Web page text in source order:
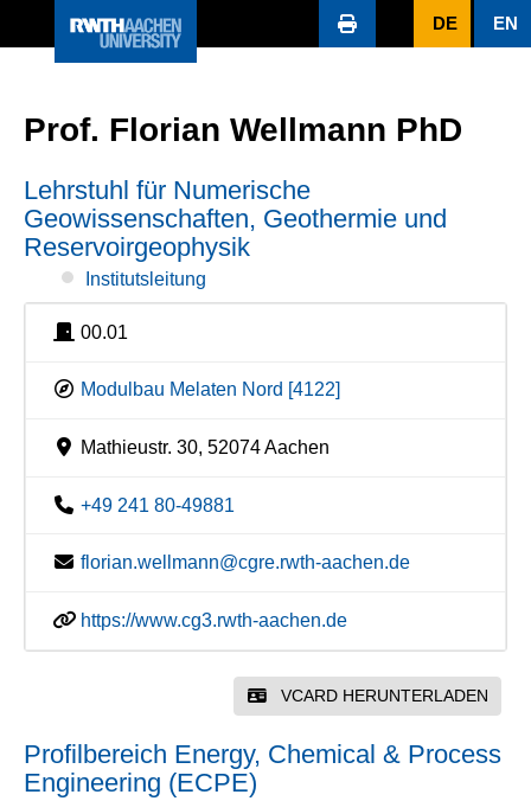
DE EN
Prof. Florian Wellmann PhD
Lehrstuhl für Numerische
Geowissenschaften, Geothermie und
Reservoirgeophysik
Institutsleitung
00.01
Modulbau Melaten Nord [4122]
Mathieustr. 30, 52074 Aachen
+49 241 80-49881
florian.wellmann@cgre.rwth-aachen.de
https://www.cg3.rwth-aachen.de
VCARD HERUNTERLADEN
Profilbereich Energy, Chemical & Process
Engineering (ECPE)